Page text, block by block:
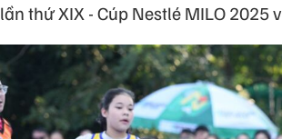
lần thứ XIX - Cúp Nestlé MILO